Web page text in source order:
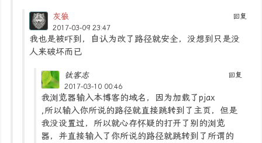
回复
灰狼
2017-03-09 23:47
我也是被吓到，自认为改了路径就安全，没想到只是没
人来破坏而已
回复
钛客志
2017-03-10 00:46
我浏览器输入本博客的域名，因为加载了pjax
,所以输入你所说的路径就直接跳转到了主页，但是
我没设置过，所以就心存怀疑的打开了别的浏览
器，并直接输入了你所说的路径就跳转到了所谓的